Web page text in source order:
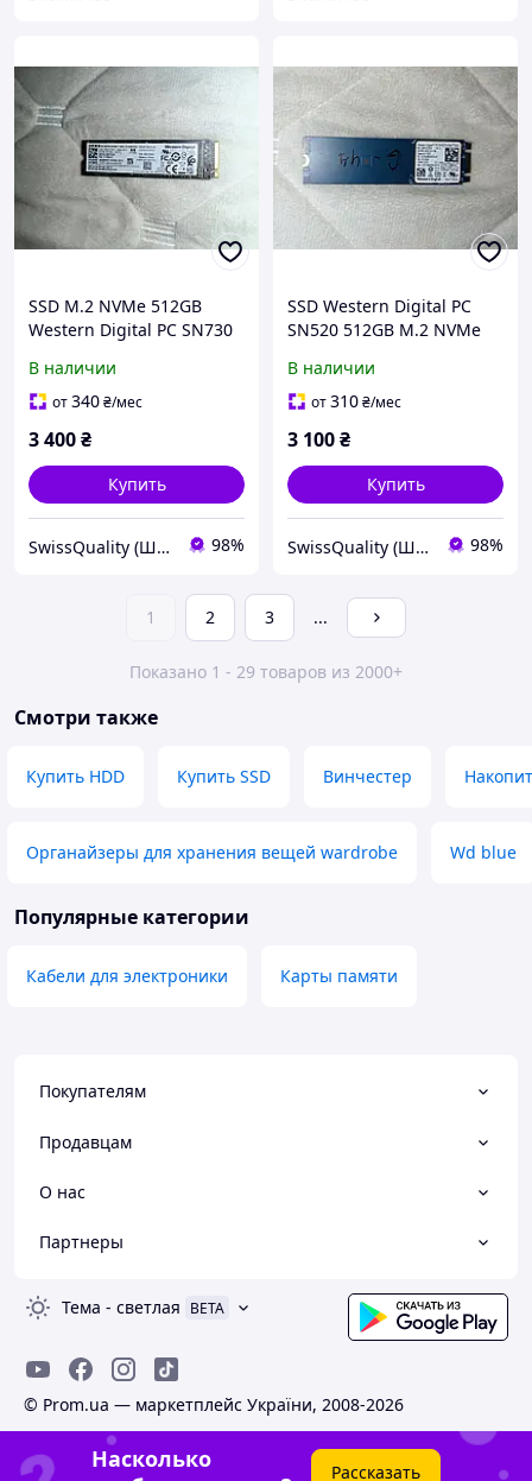
SSD M.2 NVMe 512GB
Western Digital PC SN730
Б/У
В наличии
от340₴/мес
3 400₴
Купить
SwissQuality (Швейцарское Качество) 98%
SSD Western Digital PC
SN520 512GB M.2 NVMe
1006 Б/У
В наличии
от310₴/мес
3 100₴
Купить
SwissQuality (Швейцарское Качество) 98%
1 2 3 ...
Показано 1 - 29 товаров из 2000+
Смотри также
Купить HDD Купить SSD Винчестер
Органайзеры для хранения вещей wardrobe Wd blue
Популярные категории
Кабели для электроники Карты памяти
Покупателям
Продавцам
О нас
Партнеры
Тема - светлая BETA
© Prom.ua — маркетплейс України, 2008-2026
Насколько
Рассказать